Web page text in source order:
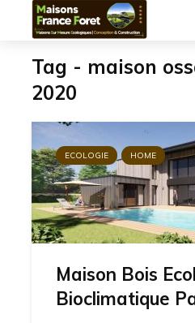
Tag - maison
2020
ECOLOGIE HOME
Maison Bois
Bioclimatique